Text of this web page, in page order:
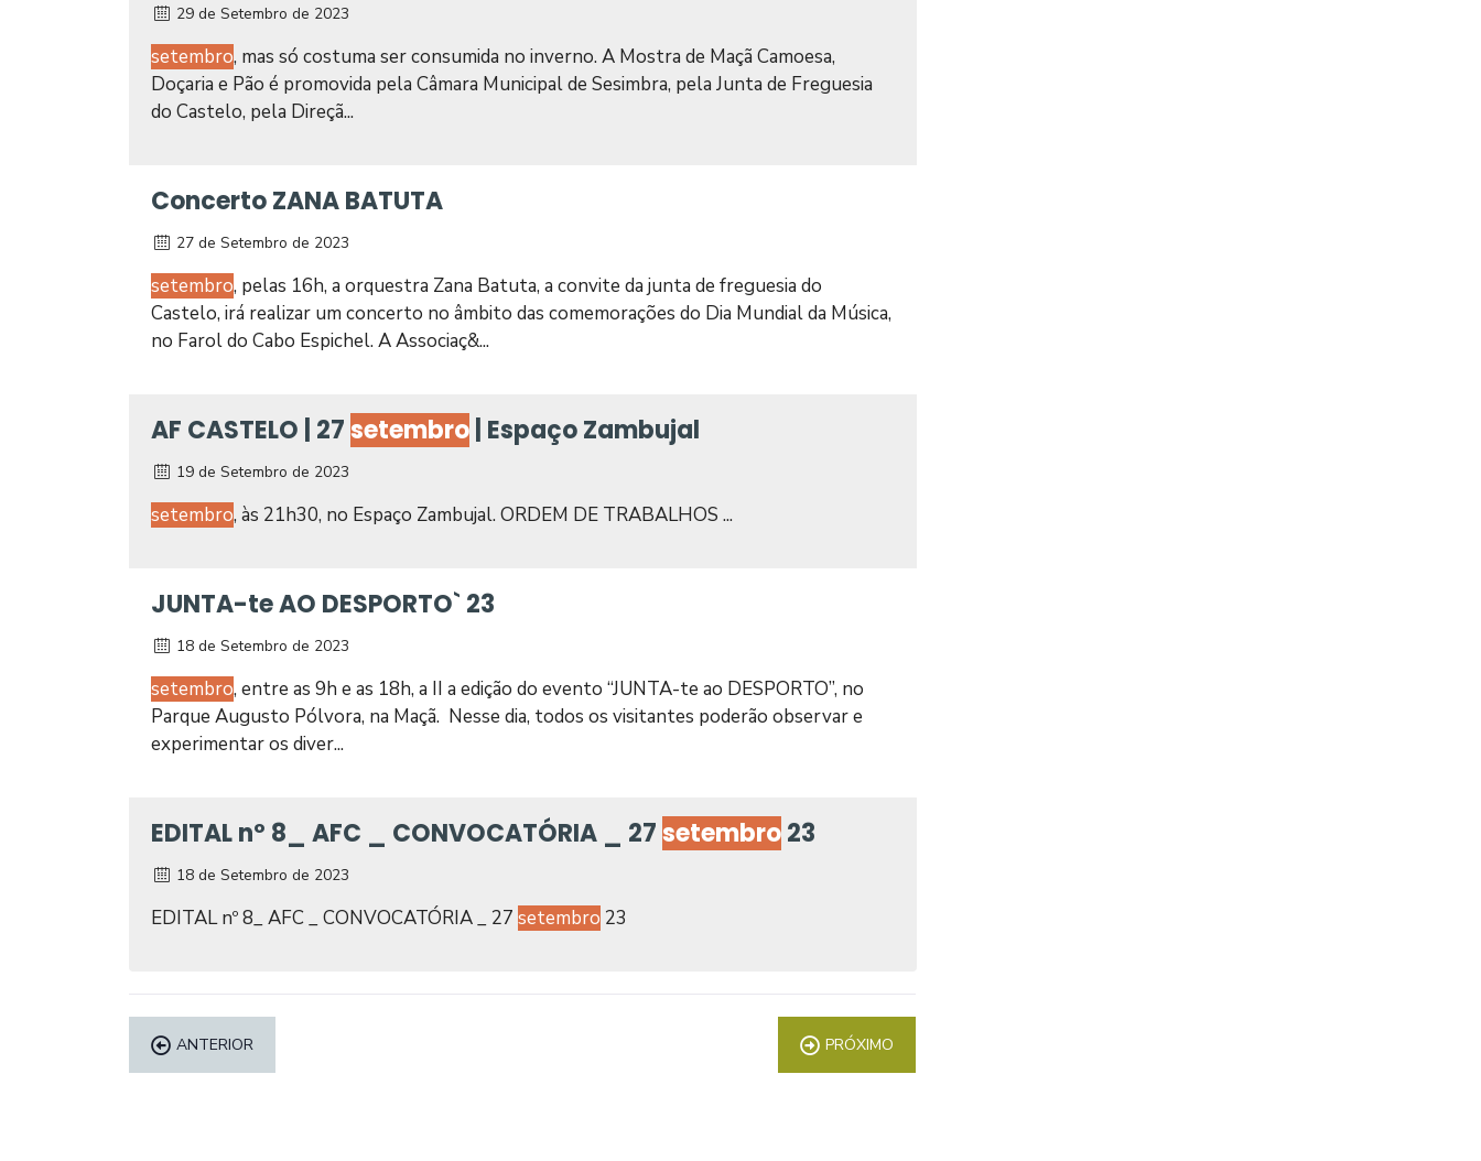
29 de Setembro de 2023
setembro, mas só costuma ser consumida no inverno. A Mostra de Maçã Camoesa,
Doçaria e Pão é promovida pela Câmara Municipal de Sesimbra, pela Junta de Freguesia
do Castelo, pela Direçã...
Concerto ZANA BATUTA
27 de Setembro de 2023
setembro, pelas 16h, a orquestra Zana Batuta, a convite da junta de freguesia do
Castelo, irá realizar um concerto no âmbito das comemorações do Dia Mundial da Música,
no Farol do Cabo Espichel. A Associaç&...
AF CASTELO | 27setembro | Espaço Zambujal
19 de Setembro de 2023
setembro, às 21h30, no Espaço Zambujal. ORDEM DE TRABALHOS ...
JUNTA-te AO DESPORTO` 23
18 de Setembro de 2023
setembro, entre as 9h e as 18h, a II a edição do evento “JUNTA-te ao DESPORTO”, no
Parque Augusto Pólvora, na Maçã. Nesse dia, todos os visitantes poderão observar e
experimentar os diver...
EDITAL nº 8_ AFC _ CONVOCATÓRIA _ 27setembro23
18 de Setembro de 2023
EDITAL nº 8_ AFC _ CONVOCATÓRIA _ 27 setembro 23
ANTERIOR PRÓXIMO